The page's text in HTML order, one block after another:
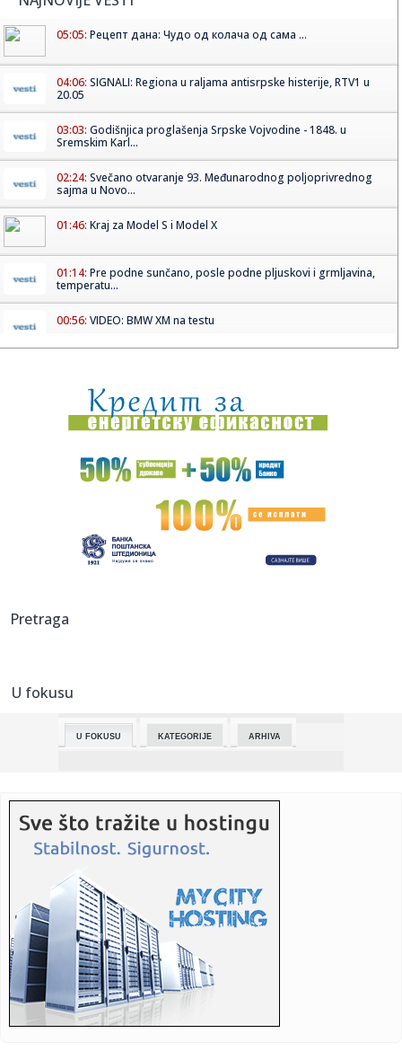
05:05: Рецепт дана: Чудо од колача од сама ...
04:06: SIGNALI: Regiona u raljama antisrpske histerije, RTV1 u
20.05
03:03: Godišnjica proglašenja Srpske Vojvodine - 1848. u
Sremskim Karl...
02:24: Svečano otvaranje 93. Međunarodnog poljoprivrednog
sajma u Novo...
01:46: Kraj za Model S i Model X
01:14: Pre podne sunčano, posle podne pljuskovi i grmljavina,
temperatu...
00:56: VIDEO: BMW XM na testu
00:44:I fudbalski i muzički spektakl! Madona i Šakira će uveličati ...
00:32:Dogodilo se na današnji datum, 15. maj
Vremeplov: Rođen francuski fizičar Pjer Kiri
00:30:Monstrum izbo roditelje! Objašnjenje koje je dao policiji je
23:52:
23:49:
Lada Azimut: Da nije došlo do rata u Ukrajini, ovaj ruski SUV
23:46:KLADIONICE OTPISALE SLOVENCE: Zvezda ogroman favorit
u majstorici...
23:41:Italijanski evrovizijski predstavnik otkazao nastup! Sve se
desil...
23:27:VIDEO: Test BYD Atto 2 DM-i
23:21:5 načina da poboljšate dosadni seksualni život
Pretraga
U fokusu
U FOKUSU KATEGORIJE ARHIVA